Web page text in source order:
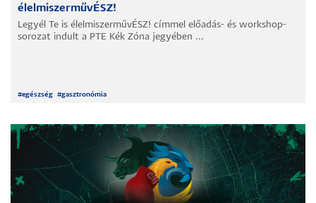
élelmiszerművÉSZ!
Legyél Te is élelmiszerművÉSZ! címmel előadás- és workshop-
sorozat indult a PTE Kék Zóna jegyében ...
#egészség #gasztronómia